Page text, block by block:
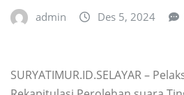
admin Des 5, 2024
SURYATIMUR.ID.SELAYAR –